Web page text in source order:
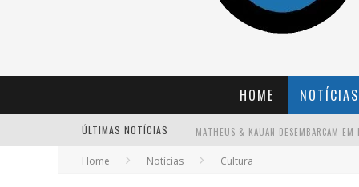
HOME NOTÍCIAS
ÚLTIMAS NOTÍCIAS
Home Notícias Cultura